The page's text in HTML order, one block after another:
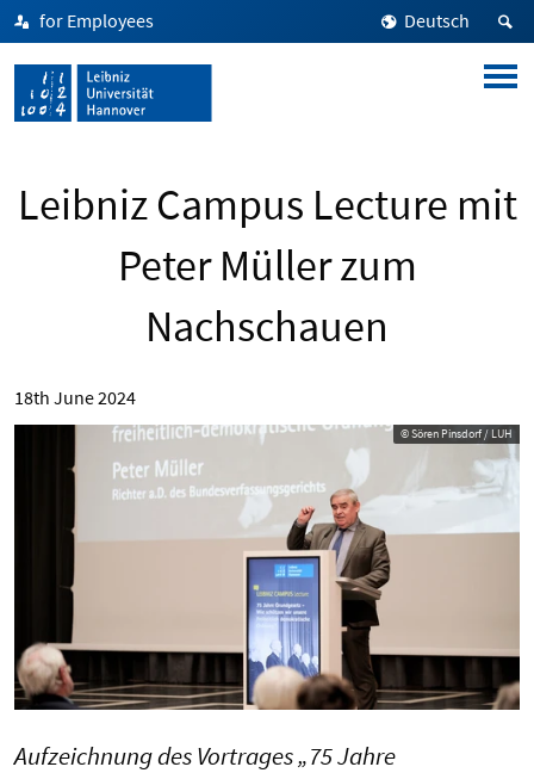
for Employees Deutsch
Leibniz Campus Lecture mit
Peter Müller zum
Nachschauen
18th June 2024
© Sören Pinsdorf / LUH
Aufzeichnung des Vortrages „75 Jahre